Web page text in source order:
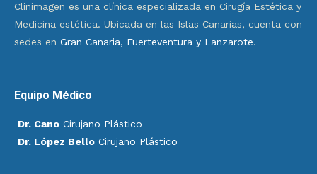
Clinimagen es una clínica especializada en Cirugía Estética y
Medicina estética. Ubicada en las Islas Canarias, cuenta con
sedes en Gran Canaria, Fuerteventura y Lanzarote.
Equipo Médico
Dr. Cano Cirujano Plástico
Dr. López Bello Cirujano Plástico